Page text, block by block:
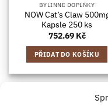
BYLINNÉ DOPLŇKY
NOW Cat’s Claw
Kapsle 250 ks
752.69 Kč
PŘIDAT DO KOŠÍKU